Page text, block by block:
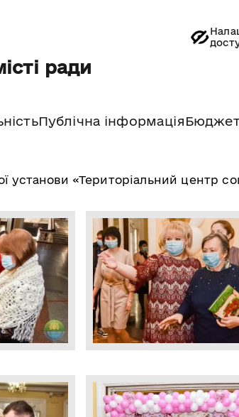
ради
Публічна інформація
установи «Територіальний центр